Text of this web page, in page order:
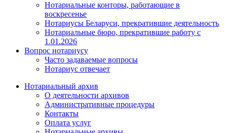
Нотариальные конторы, работающие в
воскресенье
Нотариусы Беларуси, прекратившие деятельность
Нотариальные бюро, прекратившие работу с
1.01.2026
Вопрос нотариусу
Часто задаваемые вопросы
Нотариус отвечает
Нотариальный архив
О деятельности архивов
Административные процедуры
Контакты
Оплата услуг